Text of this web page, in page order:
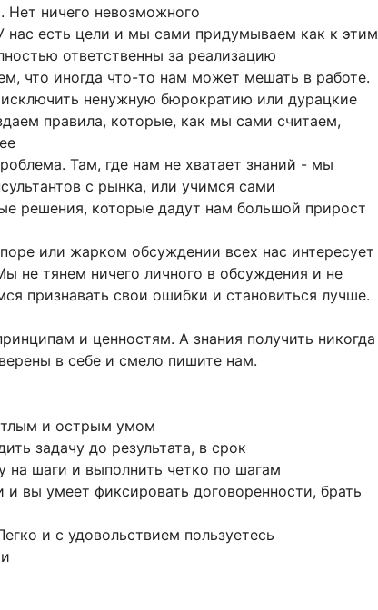
Нет ничего невозможного
нас есть цели и мы сами придумываем как к этим
ответственны за реализацию
что иногда что-то нам может мешать в работе.
ненужную бюрократию или дурацкие
правила, которые, как мы сами считаем,
Там, где нам не хватает знаний - мы
с рынка, или учимся сами
решения, которые дадут нам большой прирост
или жарком обсуждении всех нас интересует
не тянем ничего личного в обсуждения и не
признавать свои ошибки и становиться лучше.
и ценностям. А знания получить никогда
в себе и смело пишите нам.
и острым умом
задачу до результата, в срок
на шаги и выполнить четко по шагам
вы умеет фиксировать договоренности, брать
и с удовольствием пользуетесь